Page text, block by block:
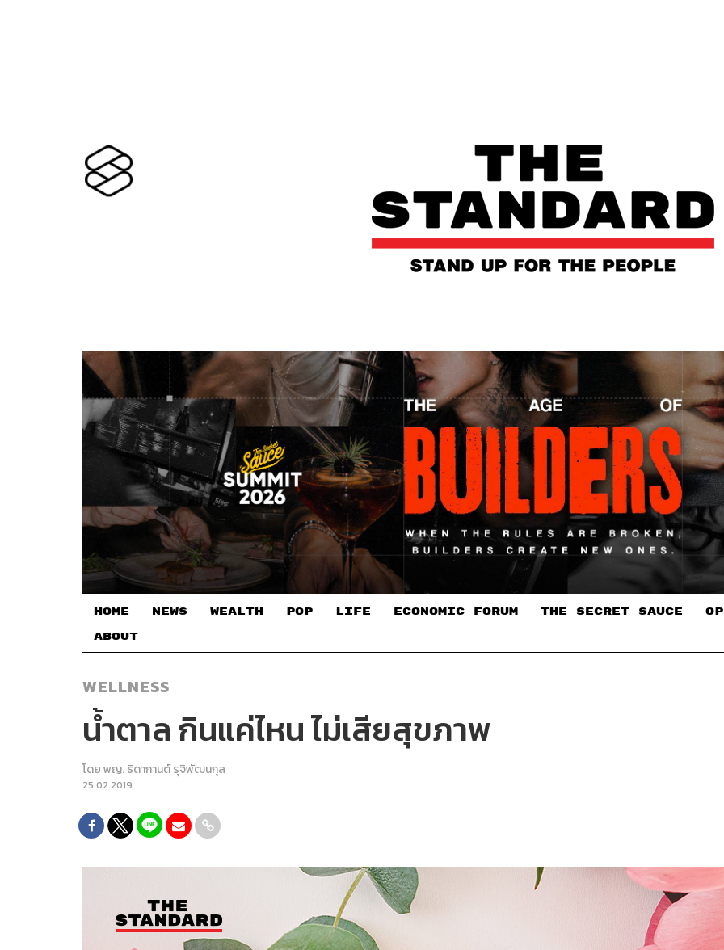
HOME NEWS WEALTH POP LIFE ECONOMIC FORUM THE SECRET SAUCE​
ABOUT
WELLNESS
น้ำตาล กินแค่ไหน ไม่เสียสุขภาพ
โดยพญ. ธิดากานต์ รุจิพัฒนกุล
25.02.2019